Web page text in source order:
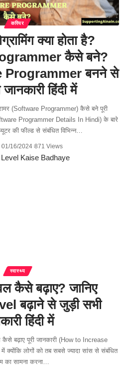
करियर
क्या होता है?
कैसे बने?
Programmer बनने से
हिंदी में
(Software Programmer) कैसे बने पूरी
Programmer Details In Hindi) के बारे
की फील्ड से संबंधित विभिन्न…
01/16/2024 871 Views
स्वास्थ्य
कैसे बढ़ाए? जानिए
बढ़ाने से जुड़ी सभी
हिंदी में
बढ़ाए पूरी जानकारी (How to Increase
लोगों को तब सबसे ज्यादा सांस से संबंधित
का सामना करना…